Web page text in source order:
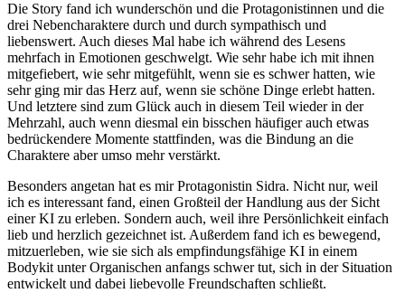
Die Story fand ich wunderschön und die Protagonistinnen und die
drei Nebencharaktere durch und durch sympathisch und
liebenswert. Auch dieses Mal habe ich während des Lesens
mehrfach in Emotionen geschwelgt. Wie sehr habe ich mit ihnen
mitgefiebert, wie sehr mitgefühlt, wenn sie es schwer hatten, wie
sehr ging mir das Herz auf, wenn sie schöne Dinge erlebt hatten.
Und letztere sind zum Glück auch in diesem Teil wieder in der
Mehrzahl, auch wenn diesmal ein bisschen häufiger auch etwas
bedrückendere Momente stattfinden, was die Bindung an die
Charaktere aber umso mehr verstärkt.
Besonders angetan hat es mir Protagonistin Sidra. Nicht nur, weil
ich es interessant fand, einen Großteil der Handlung aus der Sicht
einer KI zu erleben. Sondern auch, weil ihre Persönlichkeit einfach
lieb und herzlich gezeichnet ist. Außerdem fand ich es bewegend,
mitzuerleben, wie sie sich als empfindungsfähige KI in einem
Bodykit unter Organischen anfangs schwer tut, sich in der Situation
entwickelt und dabei liebevolle Freundschaften schließt.